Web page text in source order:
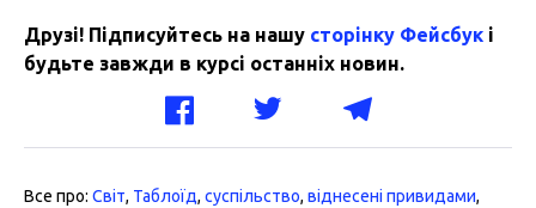
Друзі! Підписуйтесь на нашу сторінку Фейсбук і
будьте завжди в курсі останніх новин.
Все про: Світ, Таблоїд, суспільство, віднесені привидами,